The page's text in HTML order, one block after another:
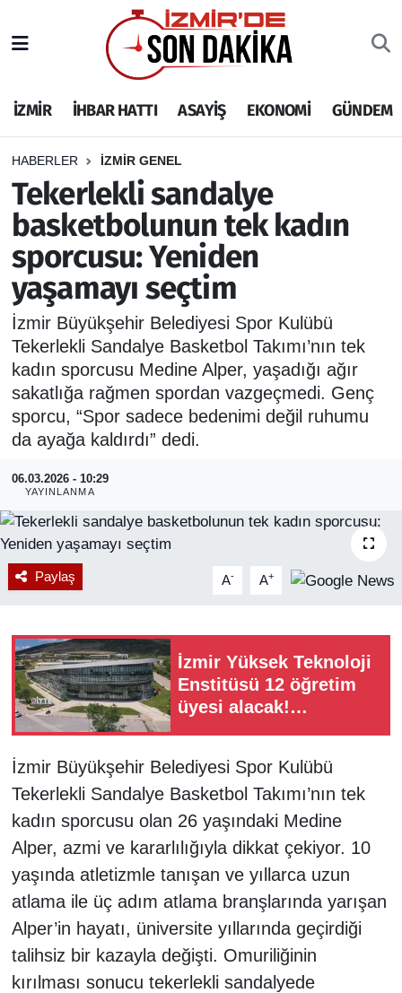
İZMİR İHBAR HATTI ASAYİŞ EKONOMİ GÜNDEM
HABERLER İZMİR GENEL
Tekerlekli sandalye
basketbolunun tek kadın
sporcusu: Yeniden
yaşamayı seçtim
İzmir Büyükşehir Belediyesi Spor Kulübü
Tekerlekli Sandalye Basketbol Takımı’nın tek
kadın sporcusu Medine Alper, yaşadığı ağır
sakatlığa rağmen spordan vazgeçmedi. Genç
sporcu, “Spor sadece bedenimi değil ruhumu
da ayağa kaldırdı” dedi.
06.03.2026 - 10:29
YAYINLANMA
Paylaş A- A+
İzmir Yüksek Teknoloji
Enstitüsü 12 öğretim
üyesi alacak!
İzmir Büyükşehir Belediyesi Spor Kulübü
Tekerlekli Sandalye Basketbol Takımı’nın tek
kadın sporcusu olan 26 yaşındaki Medine
Alper, azmi ve kararlılığıyla dikkat çekiyor. 10
yaşında atletizmle tanışan ve yıllarca uzun
atlama ile üç adım atlama branşlarında yarışan
Alper’in hayatı, üniversite yıllarında geçirdiği
talihsiz bir kazayla değişti. Omuriliğinin
kırılması sonucu tekerlekli sandalyede
İHBAR HATTI
DEPREM
GENEL
EKONOMİ
SİYASET
SPOR
ASAYİŞ
RESMİ REKLAM
İzmir Nöbetçi Eczaneler
İzmir Hava Durumu
İzmir Namaz Vakitleri
İzmir Trafik Yoğunluk Haritası
Puan Durumu ve Fikstür
Tüm Manşetler
Son Dakika Haberleri
Haber Arşivi